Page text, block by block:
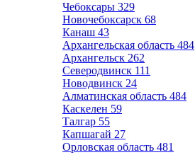
Чебоксары 329
Новочебоксарск 68
Канаш 43
Архангельская область 484
Архангельск 262
Северодвинск 111
Новодвинск 24
Алматинская область 484
Каскелен 59
Талгар 55
Капшагай 27
Орловская область 481